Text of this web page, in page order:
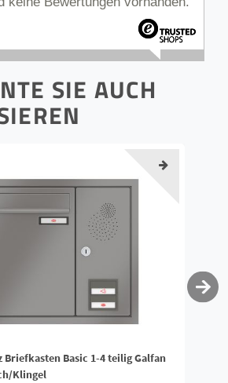
SIE AUCH
Briefkasten Basic 1-4 teilig Galfan
Klingel